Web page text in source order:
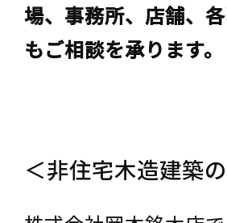
場、事務所、店舗、
もご相談を承ります。
＜非住宅木造建築